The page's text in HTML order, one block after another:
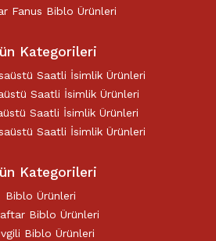
Fanus Biblo Ürünleri
Kategorileri
Saatli İsimlik Ürünleri
Saatli İsimlik Ürünleri
Saatli İsimlik Ürünleri
Saatli İsimlik Ürünleri
Kategorileri
Biblo Ürünleri
Biblo Ürünleri
Biblo Ürünleri